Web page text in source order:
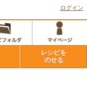
ログイン
レシピを
のせる